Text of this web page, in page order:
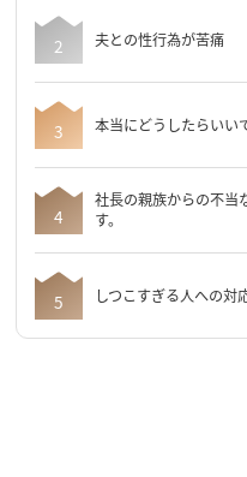
夫との性行為が苦痛
本当にどうしたらいい
社長の親族からの不当
す。
しつこすぎる人への対